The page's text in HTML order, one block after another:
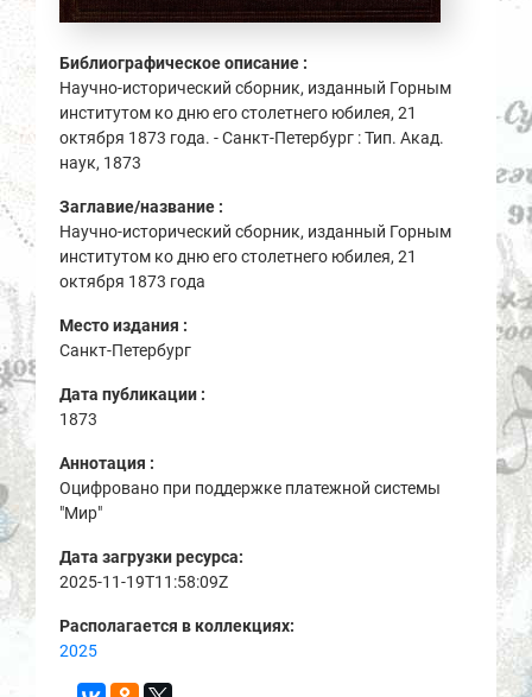
Библиографическое описание :
Научно-исторический сборник, изданный Горным
институтом ко дню его столетнего юбилея, 21
октября 1873 года. - Санкт-Петербург : Тип. Акад.
наук, 1873
Заглавие/название :
Научно-исторический сборник, изданный Горным
институтом ко дню его столетнего юбилея, 21
октября 1873 года
Место издания :
Санкт-Петербург
Дата публикации :
1873
Аннотация :
Оцифровано при поддержке платежной системы
"Мир"
Дата загрузки ресурса:
2025-11-19T11:58:09Z
Располагается в коллекциях:
2025